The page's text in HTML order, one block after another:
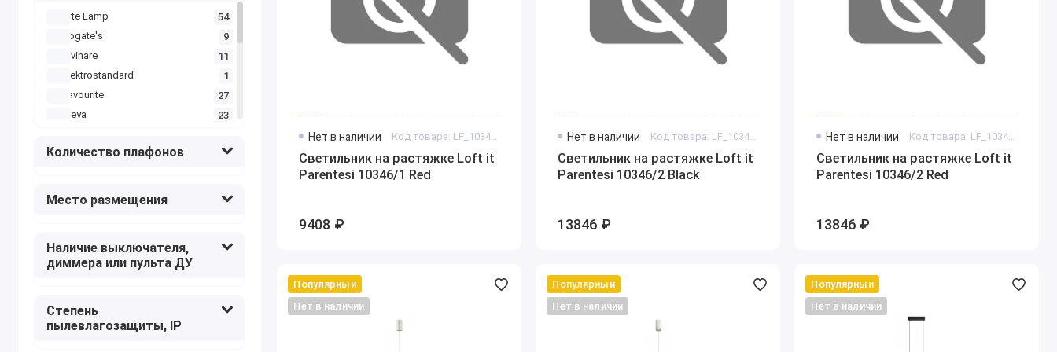
Arte Lamp
54
Bogate's
9
Divinare
11
Elektrostandard
1
Favourite
27
Freya
23
L'Arte Luce
1
46
Odeon Light
28
ST-Luce
Wertmark
9
Количество плафонов
Место размещения
Наличие выключателя,
диммера или пульта ДУ
Степень
пылевлагозащиты, IP
Нет в наличии Код товара: LF_10346_1_Red
Светильник на растяжке Loft it
Parentesi 10346/1 Red
9408 ₽
Нет в наличии Код товара: LF_10346_2_Black
Светильник на растяжке Loft it
Parentesi 10346/2 Black
13846 ₽
Нет в наличии Код товара: LF_10346_2_Red
Светильник на растяжке Loft it
Parentesi 10346/2 Red
13846 ₽
Популярный
Нет в наличии
Популярный
Нет в наличии
Популярный
Нет в наличии